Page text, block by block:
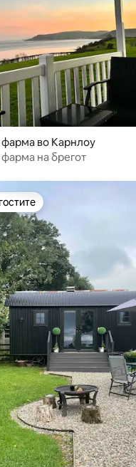
во Карнлоу
на брегот
„Омилени на гостите“